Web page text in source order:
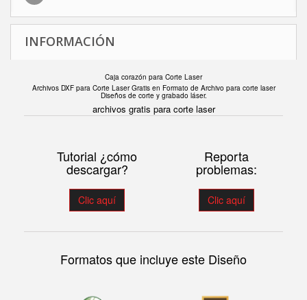
INFORMACIÓN
Caja corazón para Corte Laser
Archivos DXF para Corte Laser Gratis en Formato de Archivo para corte laser
Diseños de corte y grabado láser.
archivos gratis para corte laser
Tutorial ¿cómo
descargar?
Clic aquí
Reporta
problemas:
Clic aquí
Formatos que incluye este Diseño